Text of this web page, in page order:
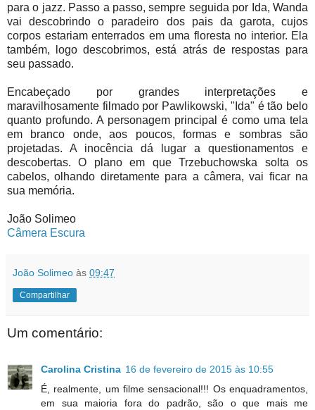
para o jazz. Passo a passo, sempre seguida por Ida, Wanda
vai descobrindo o paradeiro dos pais da garota, cujos
corpos estariam enterrados em uma floresta no interior. Ela
também, logo descobrimos, está atrás de respostas para
seu passado.
Encabeçado por grandes interpretações e
maravilhosamente filmado por Pawlikowski, "Ida" é tão belo
quanto profundo. A personagem principal é como uma tela
em branco onde, aos poucos, formas e sombras são
projetadas. A inocência dá lugar a questionamentos e
descobertas. O plano em que Trzebuchowska solta os
cabelos, olhando diretamente para a câmera, vai ficar na
sua memória.
João Solimeo
Câmera Escura
João Solimeo às 09:47
Compartilhar
Um comentário:
Carolina Cristina 16 de fevereiro de 2015 às 10:55
É, realmente, um filme sensacional!!! Os enquadramentos,
em sua maioria fora do padrão, são o que mais me